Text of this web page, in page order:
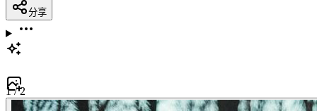
分享
1/2